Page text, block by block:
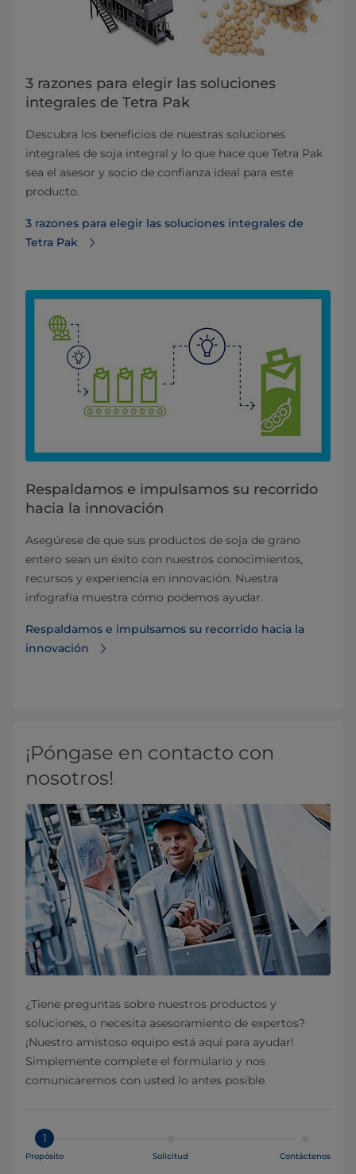
3 razones para elegir las soluciones
integrales de Tetra Pak
Descubra los beneficios de nuestras soluciones
integrales de soja integral y lo que hace que Tetra Pak
sea el asesor y socio de confianza ideal para este
producto.
3 razones para elegir las soluciones integrales de
Tetra Pak
Respaldamos e impulsamos su recorrido
hacia la innovación
Asegúrese de que sus productos de soja de grano
entero sean un éxito con nuestros conocimientos,
recursos y experiencia en innovación. Nuestra
infografía muestra cómo podemos ayudar.
Respaldamos e impulsamos su recorrido hacia la
innovación
¡Póngase en contacto con
nosotros!
¿Tiene preguntas sobre nuestros productos y
soluciones, o necesita asesoramiento de expertos?
¡Nuestro amistoso equipo está aquí para ayudar!
Simplemente complete el formulario y nos
comunicaremos con usted lo antes posible.
1
Propósito Solicitud Contáctenos